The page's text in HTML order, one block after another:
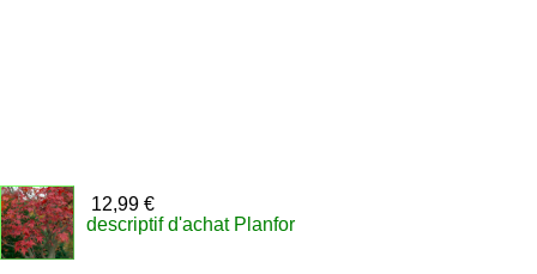
12,99 €
descriptif d'achat Planfor